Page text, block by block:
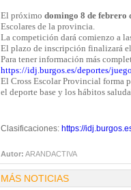
El próximo domingo 8 de febrero
Escolares de la provincia.
La competición dará comienzo a
El plazo de inscripción finalizará el
Para tener información más
https://idj.burgos.es/deportes/
El Cross Escolar Provincial forma
el deporte base y los hábitos
Clasificaciones: https://
Autor: ARANDACTIVA
MÁS NOTICIAS